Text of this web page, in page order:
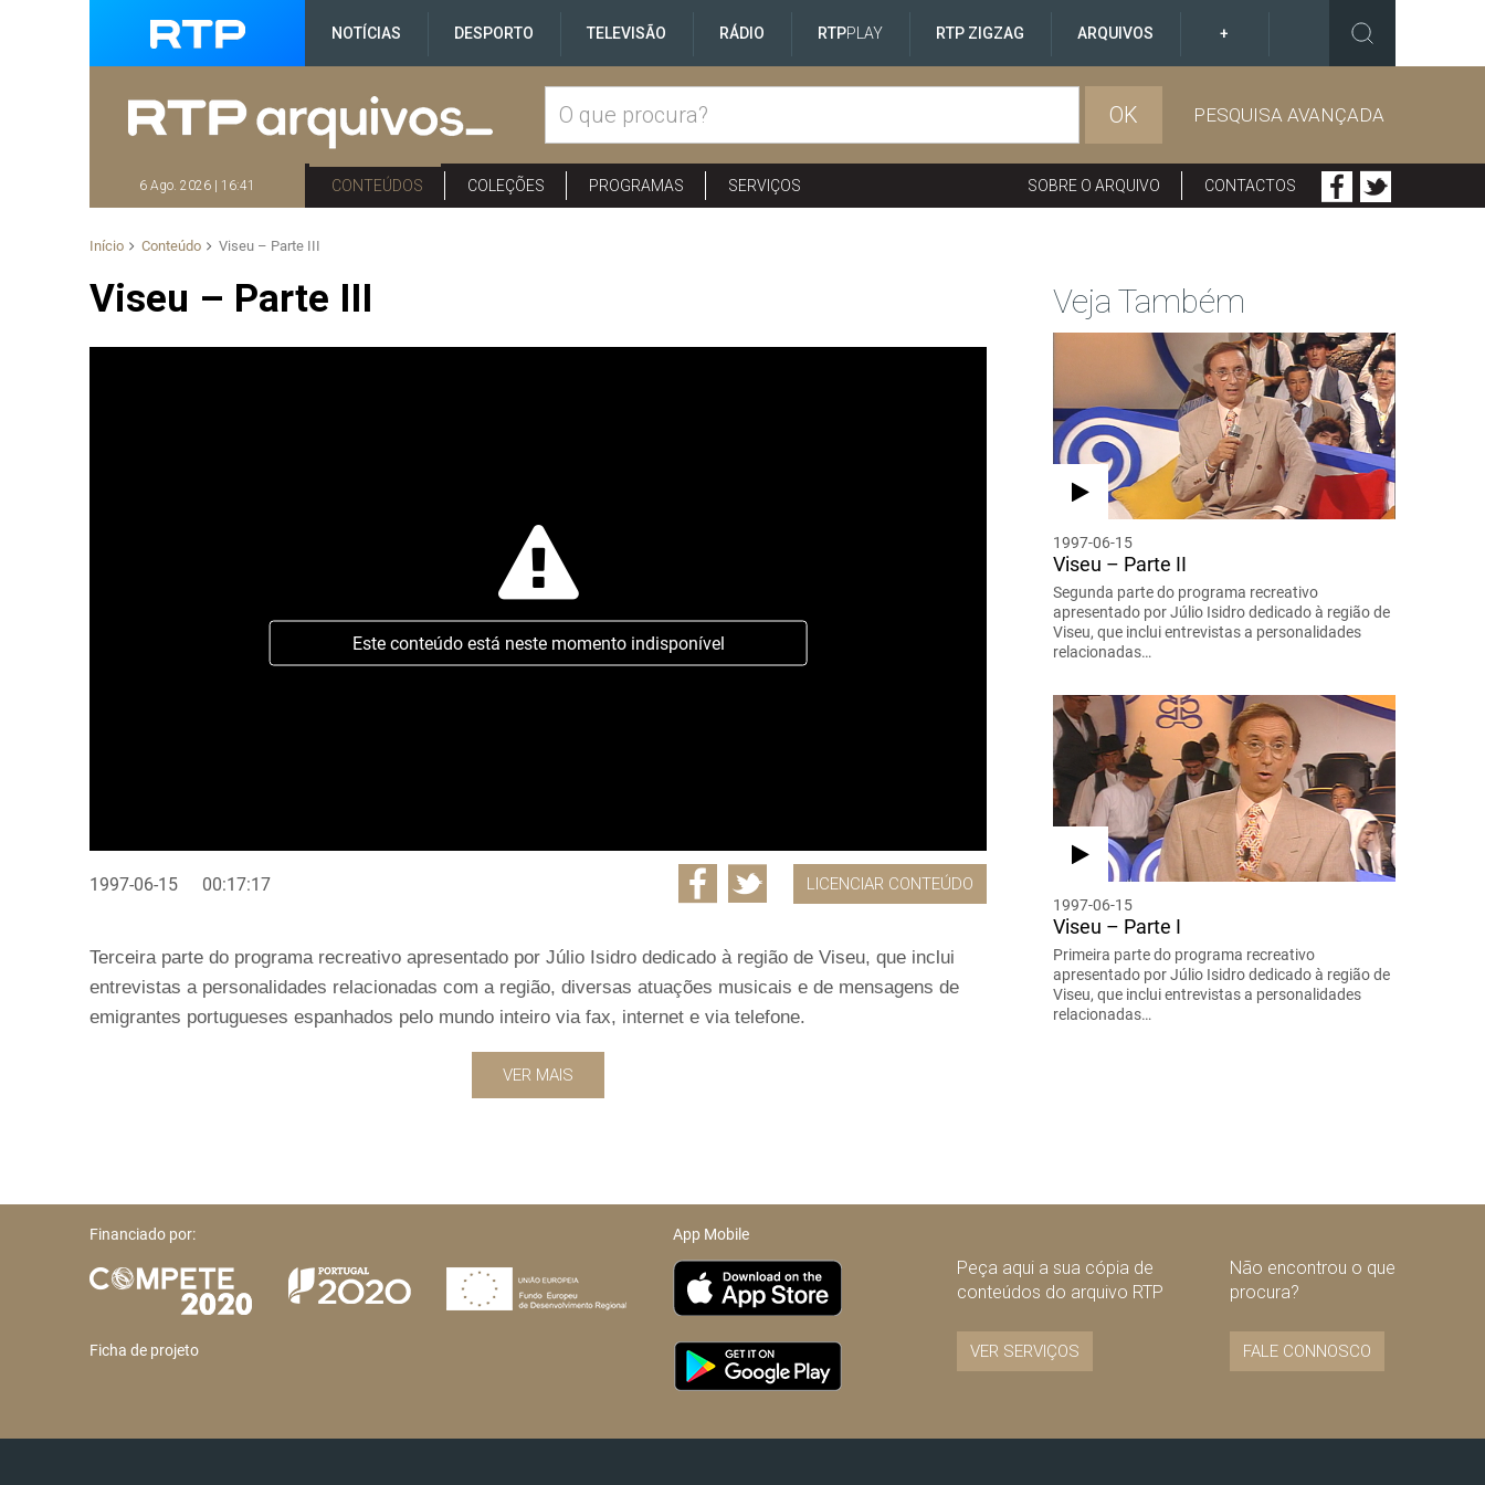
NOTÍCIAS DESPORTO TELEVISÃO RÁDIO RTPPLAY RTP ZIGZAG ARQUIVOS +
OK PESQUISA AVANÇADA
6 Ago. 2026 | 16:41 CONTEÚDOS COLEÇÕES PROGRAMAS SERVIÇOS SOBRE O ARQUIVO CONTACTOS
Início Conteúdo Viseu – Parte III
Viseu – Parte III
Este conteúdo está neste momento indisponível
1997-06-15 00:17:17 LICENCIAR CONTEÚDO
Terceira parte do programa recreativo apresentado por Júlio Isidro dedicado à região de Viseu, que inclui
entrevistas a personalidades relacionadas com a região, diversas atuações musicais e de mensagens de
emigrantes portugueses espanhados pelo mundo inteiro via fax, internet e via telefone.
VER MAIS
Veja Também
1997-06-15
Viseu – Parte II
Segunda parte do programa recreativo
apresentado por Júlio Isidro dedicado à região de
Viseu, que inclui entrevistas a personalidades
relacionadas…
1997-06-15
Viseu – Parte I
Primeira parte do programa recreativo
apresentado por Júlio Isidro dedicado à região de
Viseu, que inclui entrevistas a personalidades
relacionadas…
Financiado por:
Ficha de projeto
App Mobile
Peça aqui a sua cópia de
conteúdos do arquivo RTP
VER SERVIÇOS
Não encontrou o que
procura?
FALE CONNOSCO